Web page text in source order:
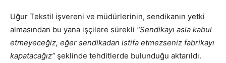
Uğur Tekstil işvereni ve müdürlerinin, sendikanın yetki
almasından bu yana işçilere sürekli “Sendikayı asla kabul
etmeyeceğiz, eğer sendikadan istifa etmezseniz fabrikayı
kapatacağız” şeklinde tehditlerde bulunduğu aktarıldı.